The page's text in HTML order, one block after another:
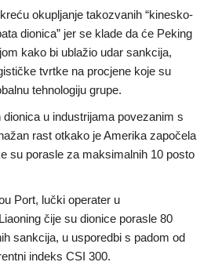
okupljanje takozvanih “kinesko-
dionica” jer se klade da će Peking
kako bi ublažio udar sankcija,
tvrtke na procjene koje su
tehnologiju grupe.
u industrijama povezanim s
rast otkako je Amerika započela
su porasle za maksimalnih 10 posto
Port, lučki operater u
čije su dionice porasle 80
sankcija, u usporedbi s padom od
indeks CSI 300.